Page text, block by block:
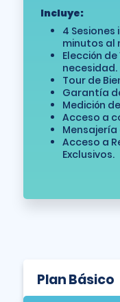
Plan Básico
Incluye:
4 Sesiones
minutos al
Elección
necesidad.
Tour de
Garantía
Medición
Acceso a
Acceso a
Exclusivos.